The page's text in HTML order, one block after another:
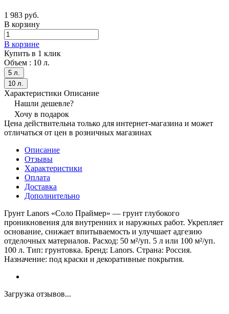
1 983 руб.
В корзину
В корзине
Купить в 1 клик
Объем : 10 л.
5 л.
10 л.
Характеристики Описание
Нашли дешевле?
Хочу в подарок
Цена действительна только для интернет-магазина и может
отличаться от цен в розничных магазинах
Описание
Отзывы
Характеристики
Оплата
Доставка
Дополнительно
Грунт Lanors «Соло Праймер» — грунт глубокого
проникновения для внутренних и наружных работ. Укрепляет
основание, снижает впитываемость и улучшает адгезию
отделочных материалов. Расход: 50 м²/уп. 5 л или 100 м²/уп.
100 л. Тип: грунтовка. Бренд: Lanors. Страна: Россия.
Назначение: под краски и декоративные покрытия.
Загрузка отзывов...